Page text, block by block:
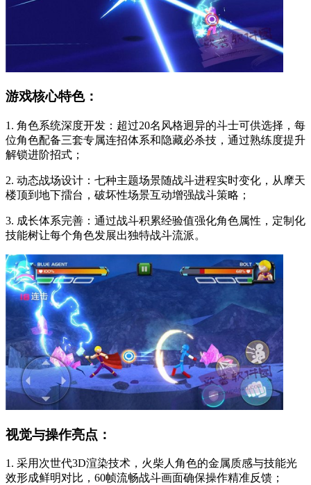
游戏核心特色：
1. 角色系统深度开发：超过20名风格迥异的斗士可供选择，每
位角色配备三套专属连招体系和隐藏必杀技，通过熟练度提升
解锁进阶招式；
2. 动态战场设计：七种主题场景随战斗进程实时变化，从摩天
楼顶到地下擂台，破坏性场景互动增强战斗策略；
3. 成长体系完善：通过战斗积累经验值强化角色属性，定制化
技能树让每个角色发展出独特战斗流派。
视觉与操作亮点：
1. 采用次世代3D渲染技术，火柴人角色的金属质感与技能光
效形成鲜明对比，60帧流畅战斗画面确保操作精准反馈；